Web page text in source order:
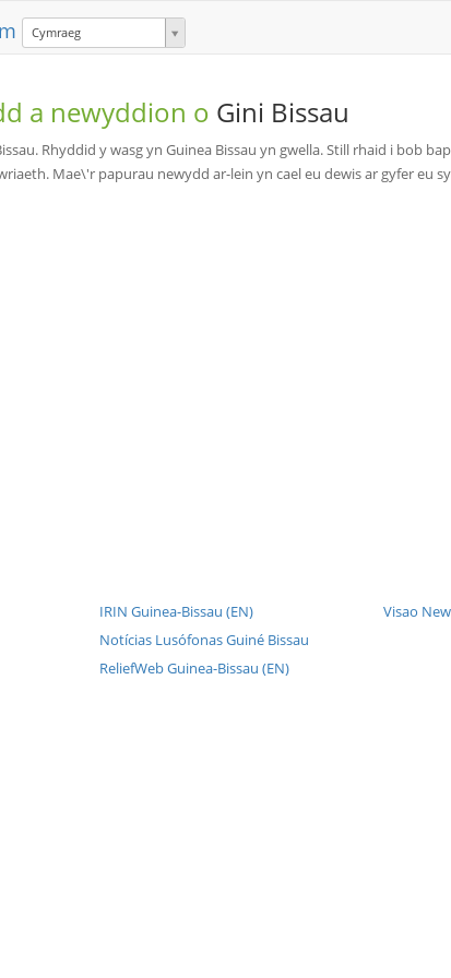
Cymraeg
a newyddion o Gini Bissau
Rhyddid y wasg yn Guinea Bissau yn gwella. Still rhaid i bob
Mae\'r papurau newydd ar-lein yn cael eu dewis ar gyfer eu
IRIN Guinea-Bissau (EN)
Notícias Lusófonas Guiné Bissau
ReliefWeb Guinea-Bissau (EN)
Visao